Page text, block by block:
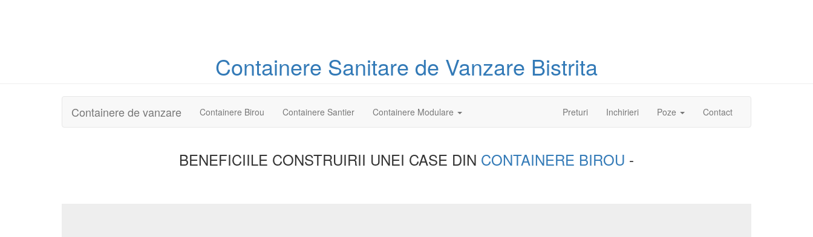
Containere Sanitare de Vanzare Bistrita
Containere de vanzare Containere Birou Containere Santier Containere Modulare Preturi(current)Inchirieri Poze Contact
BENEFICIILE CONSTRUIRII UNEI CASE DIN CONTAINERE BIROU -